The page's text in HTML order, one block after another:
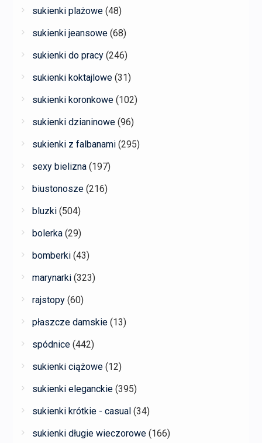
sukienki plażowe (48)
sukienki jeansowe (68)
sukienki do pracy (246)
sukienki koktajlowe (31)
sukienki koronkowe (102)
sukienki dzianinowe (96)
sukienki z falbanami (295)
sexy bielizna (197)
biustonosze (216)
bluzki (504)
bolerka (29)
bomberki (43)
marynarki (323)
rajstopy (60)
płaszcze damskie (13)
spódnice (442)
sukienki ciążowe (12)
sukienki eleganckie (395)
sukienki krótkie - casual (34)
sukienki długie wieczorowe (166)